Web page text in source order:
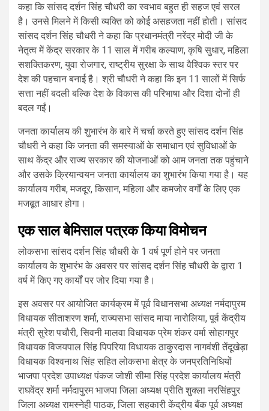
कहा कि सांसद दर्शन सिंह चौधरी का स्वभाव बहुत ही सहज एवं सरल
है। उनसे मिलने में किसी व्यक्ति को कोई असहजता नहीं होती। सांसद
सांसद दर्शन सिंह चौधरी ने कहा कि प्रधानमंत्री नरेंद्र मोदी जी के
नेतृत्व में केंद्र सरकार के 11 साल में गरीब कल्याण, कृषि सुधार, महिला
सशक्तिकरण, युवा रोजगार, राष्ट्रीय सुरक्षा के साथ वैश्विक स्तर पर
देश की पहचान बनाई है। श्री चौधरी ने कहा कि इन 11 सालों में सिर्फ
सत्ता नहीं बदली बल्कि देश के विकास की परिभाषा और दिशा दोनों ही
बदल गईं।
जनता कार्यालय की शुभारंभ के बारे में चर्चा करते हुए सांसद दर्शन सिंह
चौधरी ने कहा कि जनता की समस्याओं के समाधान एवं सुविधाओं के
साथ केंद्र और राज्य सरकार की योजनाओं को आम जनता तक पहुंचाने
और उसके क्रियान्वयन जनता कार्यालय का शुभारंभ किया गया है। यह
कार्यालय गरीब, मजदूर, किसान, महिला और कमजोर वर्गों के लिए एक
मजबूत आधार होगा।
एक साल बेमिसाल पत्रक किया विमोचन
लोकसभा सांसद दर्शन सिंह चौधरी के 1 वर्ष पूर्ण होने पर जनता
कार्यालय के शुभारंभ के अवसर पर सांसद दर्शन सिंह चौधरी के द्वारा 1
वर्ष में किए गए कार्यों पर जोर दिया गया है।
इस अवसर पर आयोजित कार्यक्रम में पूर्व विधानसभा अध्यक्ष नर्मदापुरम
विधायक सीताशरण शर्मा, राज्यसभा सांसद माया नारोलिया, पूर्व केंद्रीय
मंत्री सुरेश पचौरी, सिवनी मालवा विधायक प्रेम शंकर वर्मा सोहागपुर
विधायक विजयपाल सिंह पिपरिया विधायक ठाकुरदास नागवंशी तेंदूखेड़ा
विधायक विश्वनाथ सिंह सहित लोकसभा क्षेत्र के जनप्रतिनिधियों
भाजपा प्रदेश उपाध्यक्ष पंकज जोशी सीमा सिंह प्रदेश कार्यालय मंत्री
राघवेंद्र शर्मा नर्मदापुरम भाजपा जिला अध्यक्ष प्रीति शुक्ला नरसिंहपुर
जिला अध्यक्ष रामस्नेही पाठक, जिला सहकारी केंद्रीय बैंक पूर्व अध्यक्ष